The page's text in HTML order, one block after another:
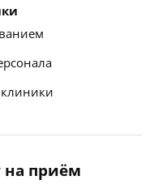
на приём